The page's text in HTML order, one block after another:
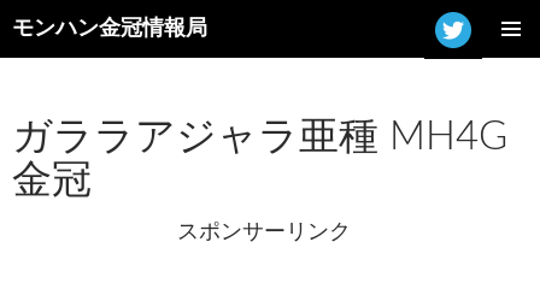
モンハン金冠情報局
ツ
へ
ス
ガララアジャラ亜種 MH4G
金冠
スポンサーリンク